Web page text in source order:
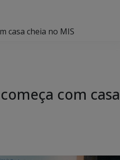
casa cheia no MIS
com casa